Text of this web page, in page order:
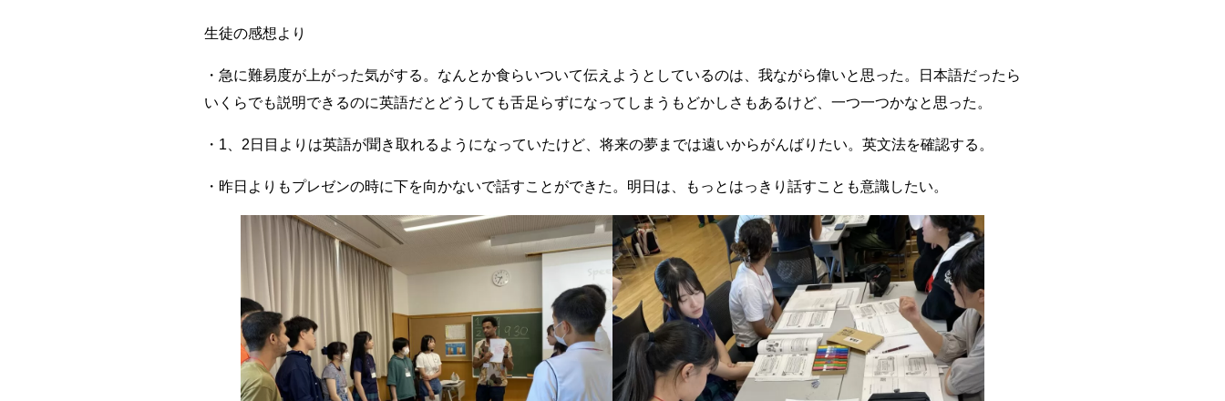
生徒の感想より
・急に難易度が上がった気がする。なんとか食らいついて伝えようとしているのは、我ながら偉いと思った。日本語だったら
いくらでも説明できるのに英語だとどうしても舌足らずになってしまうもどかしさもあるけど、一つ一つかなと思った。
・1、2日目よりは英語が聞き取れるようになっていたけど、将来の夢までは遠いからがんばりたい。英文法を確認する。
・昨日よりもプレゼンの時に下を向かないで話すことができた。明日は、もっとはっきり話すことも意識したい。